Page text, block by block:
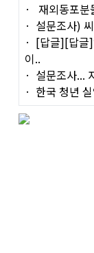
재외동포분
설문조사)
[답글][답글
이..
설문조사...
한국 청년